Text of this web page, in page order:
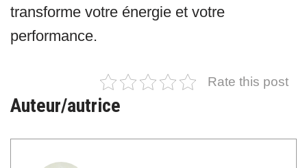
transforme votre énergie et votre
performance.
Rate this post
Auteur/autrice